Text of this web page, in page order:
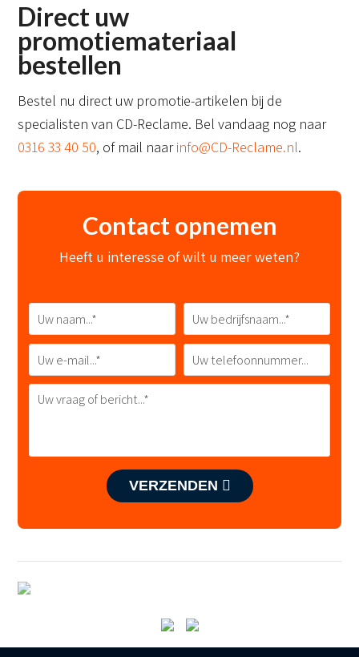
Direct uw
promotiemateriaal
bestellen
Bestel nu direct uw promotie-artikelen bij de
specialisten van CD-Reclame. Bel vandaag nog naar
0316 33 40 50, of mail naarinfo@CD-Reclame.nl.
Contact opnemen
Heeft u interesse of wilt u meer weten?
VERZENDEN